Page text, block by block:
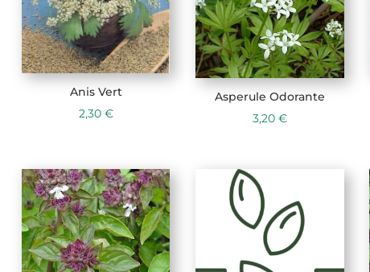
Anis Vert
2,30 €
Asperule Odorante
3,20 €